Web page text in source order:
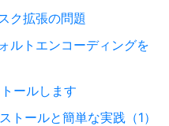
ク拡張の問題
ルトエンコーディングを
ールします
ールと簡単な実践（1）